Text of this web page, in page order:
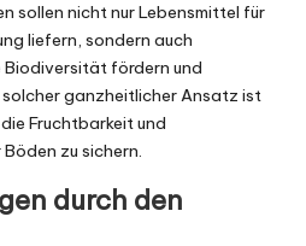
sollen nicht nur Lebensmittel für
liefern, sondern auch
fördern und
solcher ganzheitlicher Ansatz ist
Fruchtbarkeit und
zu sichern.
durch den